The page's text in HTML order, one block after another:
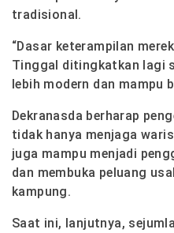
tradisional.
“Dasar keterampilan
Tinggal ditingkatkan lagi
lebih modern dan mampu
Dekranasda berharap
tidak hanya menjaga
juga mampu menjadi
dan membuka peluang
kampung.
Saat ini, lanjutnya,